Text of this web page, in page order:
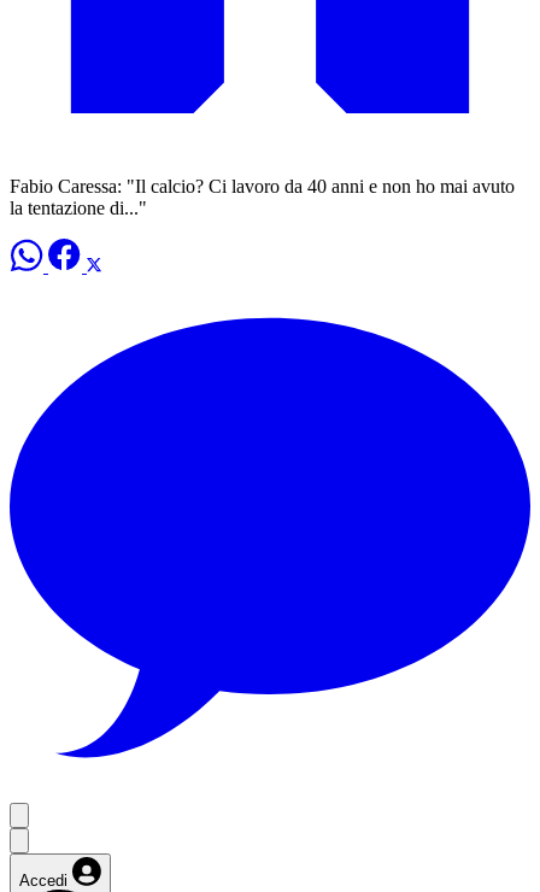
Fabio Caressa: "Il calcio? Ci lavoro da 40 anni e non ho mai avuto
la tentazione di..."
Accedi